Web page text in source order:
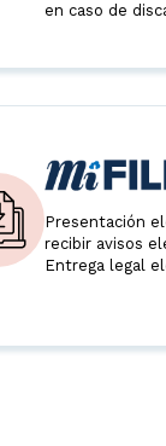
en caso de
Presentación
recibir avisos
Entrega legal